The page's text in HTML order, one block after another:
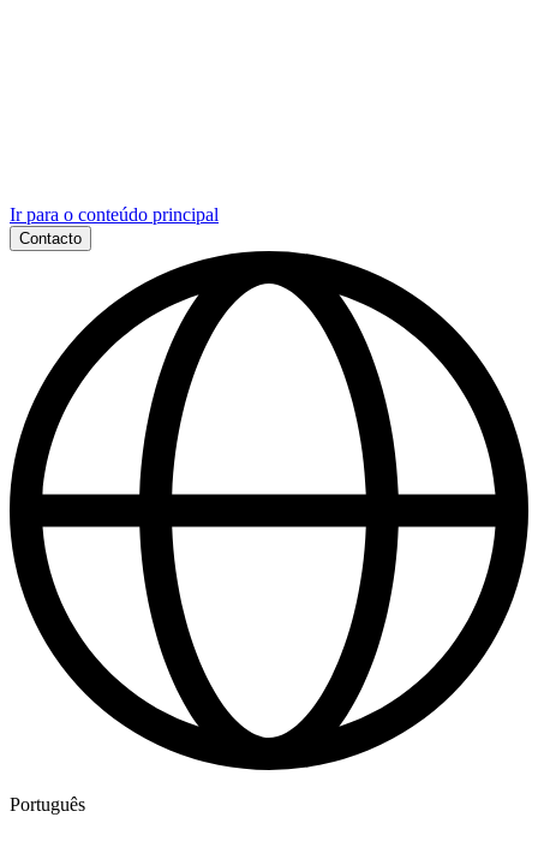
Ir para o conteúdo principal
Contacto
Português